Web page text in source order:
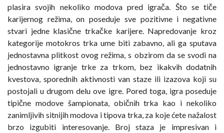
plasira svojih nekoliko modova pred igrača. Što se tiče
karijernog režima, on poseduje sve pozitivne i negativne
stvari jedne klasične trkačke karijere. Napredovanje kroz
kategorije motokros trka ume biti zabavno, ali ga sputava
jednostavna plitkost ovog režima, s obzirom da se svodi na
jednostavno igranje trke za trkom, bez ikakvih dodatnih
kvestova, sporednih aktivnosti van staze ili izazova koji su
postojali u drugom delu ove igre. Pored toga, igra poseduje
tipične modove šampionata, običnih trka kao i nekoliko
zanimljivih sitnijih modova i tipova trka, za koje ćete nažalost
brzo izgubiti interesovanje. Broj staza je impresivan i